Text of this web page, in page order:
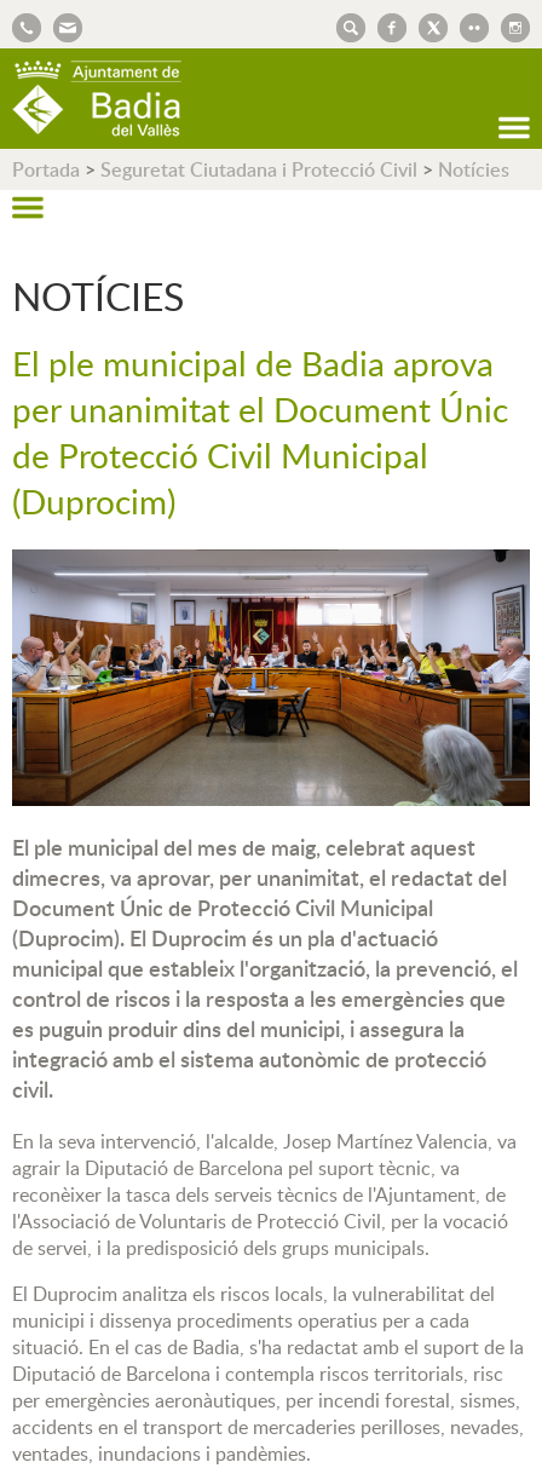
Portada > Seguretat Ciutadana i Protecció Civil > Notícies
NOTÍCIES
El ple municipal de Badia aprova
per unanimitat el Document Únic
de Protecció Civil Municipal
(Duprocim)
El ple municipal del mes de maig, celebrat aquest
dimecres, va aprovar, per unanimitat, el redactat del
Document Únic de Protecció Civil Municipal
(Duprocim). El Duprocim és un pla d'actuació
municipal que estableix l'organització, la prevenció, el
control de riscos i la resposta a les emergències que
es puguin produir dins del municipi, i assegura la
integració amb el sistema autonòmic de protecció
civil.
En la seva intervenció, l'alcalde, Josep Martínez Valencia, va
agrair la Diputació de Barcelona pel suport tècnic, va
reconèixer la tasca dels serveis tècnics de l'Ajuntament, de
l'Associació de Voluntaris de Protecció Civil, per la vocació
de servei, i la predisposició dels grups municipals.
El Duprocim analitza els riscos locals, la vulnerabilitat del
municipi i dissenya procediments operatius per a cada
situació. En el cas de Badia, s'ha redactat amb el suport de la
Diputació de Barcelona i contempla riscos territorials, risc
per emergències aeronàutiques, per incendi forestal, sismes,
accidents en el transport de mercaderies perilloses, nevades,
ventades, inundacions i pandèmies.